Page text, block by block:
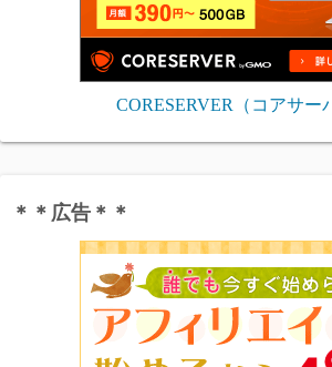
CORESERVER（コアサー
＊＊広告＊＊